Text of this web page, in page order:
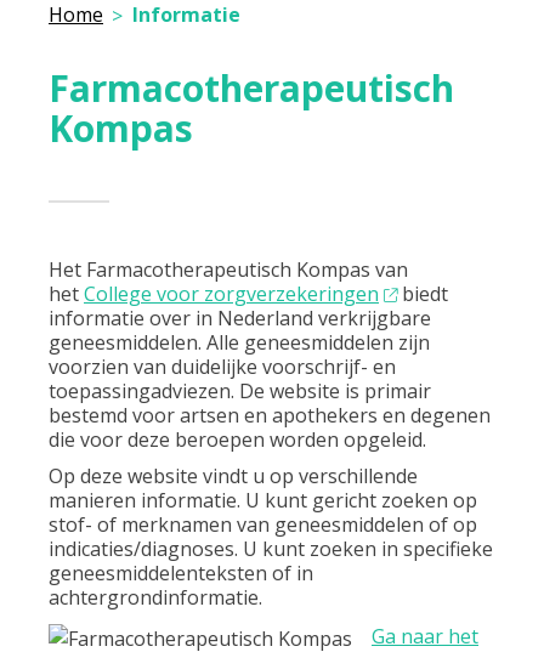
Home Informatie
Farmacotherapeutisch
Kompas
Het Farmacotherapeutisch Kompas van
hetCollege voor zorgverzekeringen
biedt
informatie over in Nederland verkrijgbare
geneesmiddelen. Alle geneesmiddelen zijn
voorzien van duidelijke voorschrijf- en
toepassingadviezen. De website is primair
bestemd voor artsen en apothekers en degenen
die voor deze beroepen worden opgeleid.
Op deze website vindt u op verschillende
manieren informatie. U kunt gericht zoeken op
stof- of merknamen van geneesmiddelen of op
indicaties/diagnoses. U kunt zoeken in specifieke
geneesmiddelenteksten of in
achtergrondinformatie.
Ga naar het